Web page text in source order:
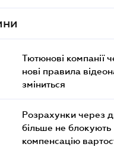
Тютюнові компанії
нові правила
зміниться
Розрахунки через
більше не блокують
компенсацію